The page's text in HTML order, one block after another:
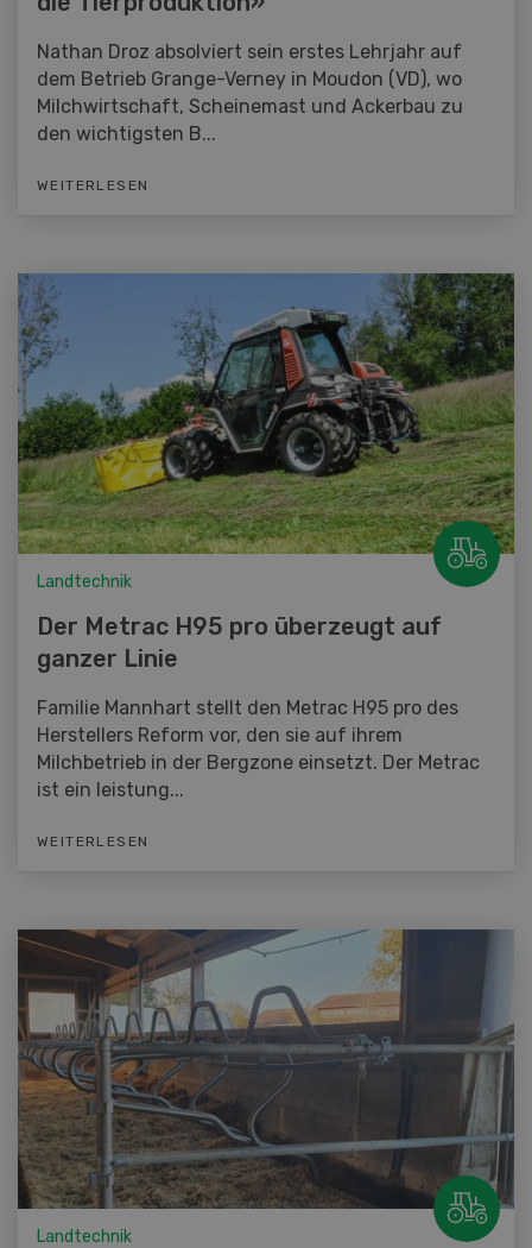
Nathan Droz absolviert sein erstes Lehrjahr auf
dem Betrieb Grange-Verney in Moudon (VD), wo
Milchwirtschaft, Scheinemast und Ackerbau zu
den wichtigsten B...
WEITERLESEN
Landtechnik
Der Metrac H95 pro überzeugt auf
ganzer Linie
Familie Mannhart stellt den Metrac H95 pro des
Herstellers Reform vor, den sie auf ihrem
Milchbetrieb in der Bergzone einsetzt. Der Metrac
ist ein leistung...
WEITERLESEN
Landtechnik